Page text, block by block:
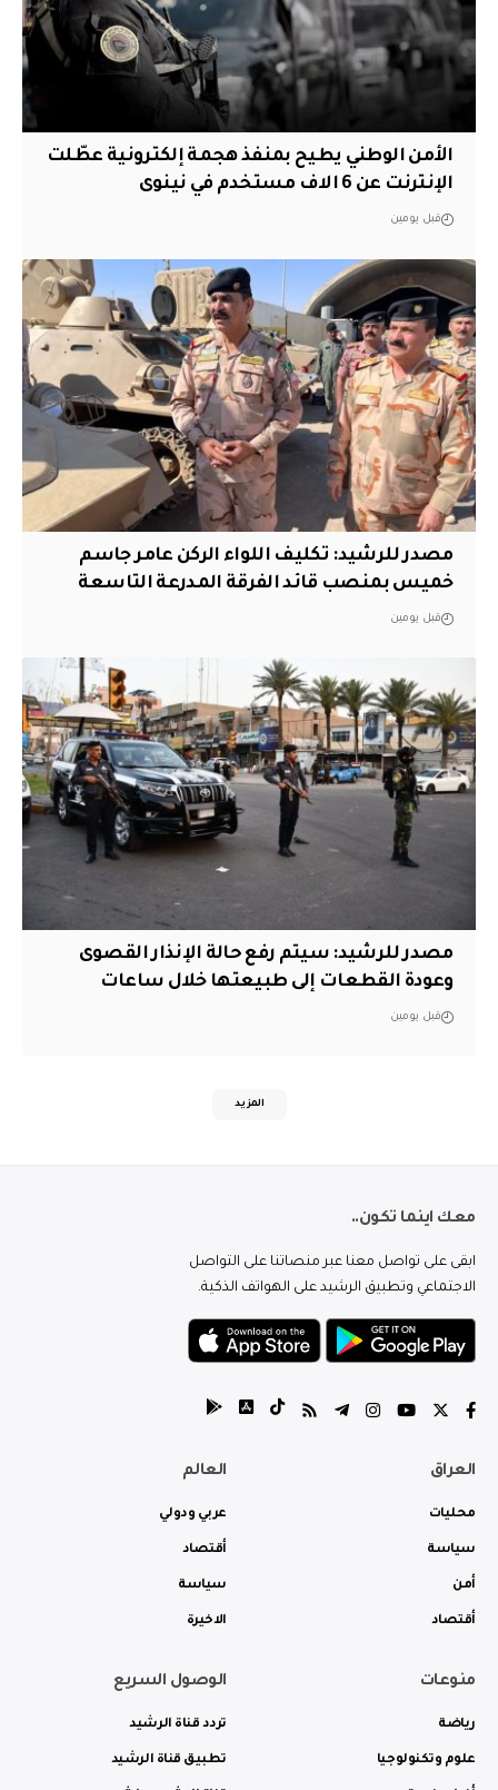
الأمن الوطني يطيح بمنفذ هجمة إلكترونية عطّلت
الإنترنت عن 6 الاف مستخدم في نينوى
قبل يومين
مصدر للرشيد: تكليف اللواء الركن عامر جاسم
خميس بمنصب قائد الفرقة المدرعة التاسعة
قبل يومين
مصدر للرشيد: سيتم رفع حالة الإنذار القصوى
وعودة القطعات إلى طبيعتها خلال ساعات
قبل يومين
المزيد
معك اينما تكون..
ابقى على تواصل معنا عبر منصاتنا على التواصل
الاجتماعي وتطبيق الرشيد على الهواتف الذكية.
العراق
محليات
سياسة
أمن
أقتصاد
العالم
عربي ودولي
أقتصاد
سياسة
الاخيرة
منوعات
رياضة
علوم وتكنولوجيا
الوصول السريع
تردد قناة الرشيد
تطبيق قناة الرشيد